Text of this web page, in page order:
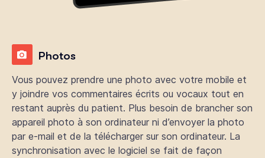
Photos
Vous pouvez prendre une photo avec votre mobile et
y joindre vos commentaires écrits ou vocaux tout en
restant auprès du patient. Plus besoin de brancher son
appareil photo à son ordinateur ni d’envoyer la photo
par e-mail et de la télécharger sur son ordinateur. La
synchronisation avec le logiciel se fait de façon